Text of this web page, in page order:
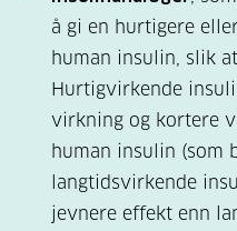
å gi en hurtigere
human insulin, slik
Hurtigvirkende
virkning og kortere
human insulin (som
langtidsvirkende
jevnere effekt enn